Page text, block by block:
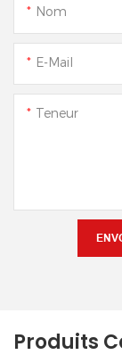
Nom
E-Mail
Teneur
Produits